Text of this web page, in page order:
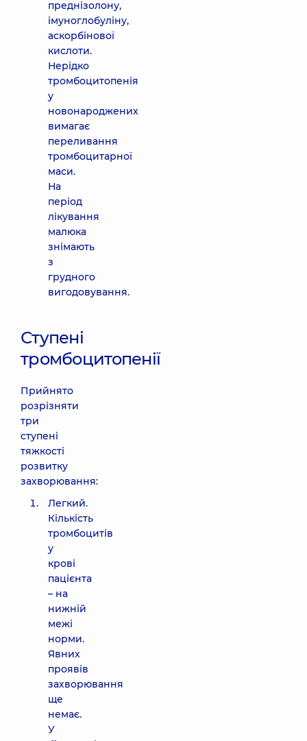
преднізолону,
імуноглобуліну,
аскорбінової
кислоти.
Нерідко
тромбоцитопенія
у
новонароджених
вимагає
переливання
тромбоцитарної
маси.
На
період
лікування
малюка
знімають
з
грудного
вигодовування.
Ступені
тромбоцитопенії
Прийнято
розрізняти
три
ступені
тяжкості
розвитку
захворювання:
Легкий.
Кількість
тромбоцитів
у
крові
пацієнта
– на
нижній
межі
норми.
Явних
проявів
захворювання
ще
немає.
У